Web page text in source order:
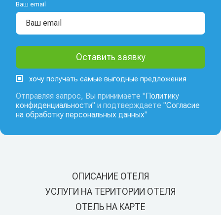
Ваш email
хочу получать самые выгодные предложения
Отправляя запрос, Вы принимаете " Политику
конфиденциальности" и подтверждаете "Согласие
на обработку персональных данных"
ОПИСАНИЕ ОТЕЛЯ
УСЛУГИ НА ТЕРИТОРИИ ОТЕЛЯ
ОТЕЛЬ НА КАРТЕ